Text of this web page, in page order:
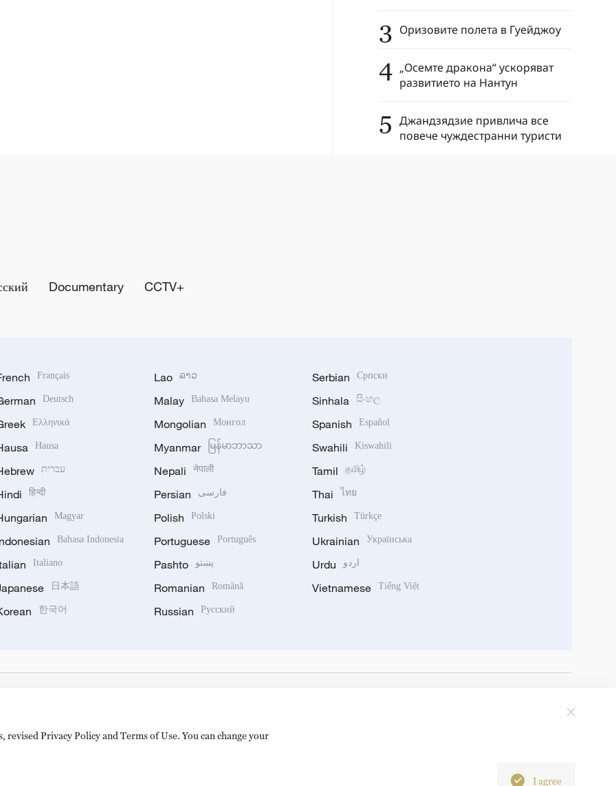
3 Оризовите полета в Гуейджоу
4 „Осемте дракона“ ускоряват
развитието на Нантун
5 Джандзядзие привлича все
повече чуждестранни туристи
Documentary CCTV+
Français
Deutsch
Ελληνικά
Hausa
עברית
हिन्दी
Magyar
Bahasa Indonesia
Italiano
日本語
한국어
Lao ລາວ
Malay Bahasa Melayu
Mongolian Монгол
Myanmar မြန်မာဘာသာ
Nepali नेपाली
Persian فارسی
Polish Polski
Portuguese Português
Pashto پښتو
Romanian Română
Russian Русский
Serbian Српски
Sinhala සිංහල
Spanish Español
Swahili Kiswahili
Tamil தமிழ்
Thai ไทย
Turkish Türkçe
Ukrainian Українська
Urdu اردو
Vietnamese Tiếng Việt
Privacy Policy and Terms of Use. You can change your
I agree